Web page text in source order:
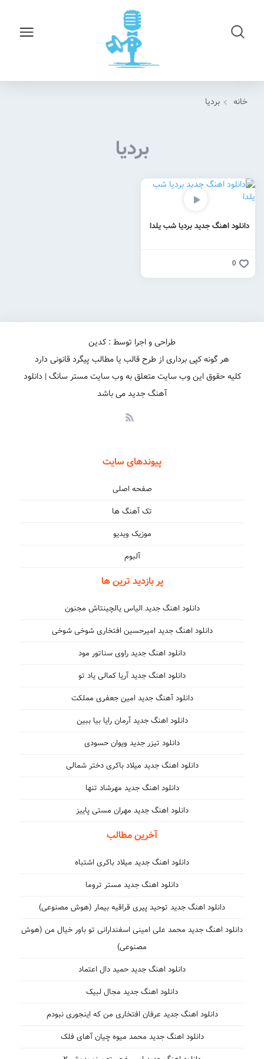
خانه بردیا
بردیا
دانلود اهنگ جدید بردیا شب یلدا
0
طراحی و اجرا توسط : کدین
هر گونه کپی برداری از طرح قالب یا مطالب پیگرد قانونی دارد
کلیه حقوق این وب سایت متعلق به وب سایت مستر سانگ | دانلود
آهنگ جدید می باشد
پیوندهای سایت
صفحه اصلی
تک آهنگ ها
موزیک ویدیو
آلبوم
پر بازدید ترین ها
دانلود اهنگ جدید الیاس یالچینتاش مجنون
دانلود اهنگ جدید امیرحسین افتخاری شوخی شوخی
دانلود اهنگ جدید راوی سناتور مود
دانلود اهنگ جدید آریا کمالی یاد تو
دانلود آهنگ جدید امین جعفری مملکت
دانلود اهنگ جدید آرمان رایا بیا ببین
دانلود تیزر جدید ویوان حسودی
دانلود اهنگ جدید میلاد باکری دختر شمالی
دانلود اهنگ جدید مهرشاد تنها
دانلود اهنگ جدید مهران مستی پاییز
آخرین مطالب
دانلود اهنگ جدید میلاد باکری اشتباه
دانلود اهنگ جدید مستر تروما
دانلود اهنگ جدید توحید پیری قراقیه بیمار (هوش مصنوعی)
دانلود اهنگ جدید محمد علی امینی اسفندارانی تو باور خیال من (هوش
مصنوعی)
دانلود اهنگ جدید حمید دال اعتماد
دانلود اهنگ جدید مجال لبیک
دانلود اهنگ جدید عرفان افتخاری من که اینجوری نبودم
دانلود اهنگ جدید محمد میوه چیان آهای فلک